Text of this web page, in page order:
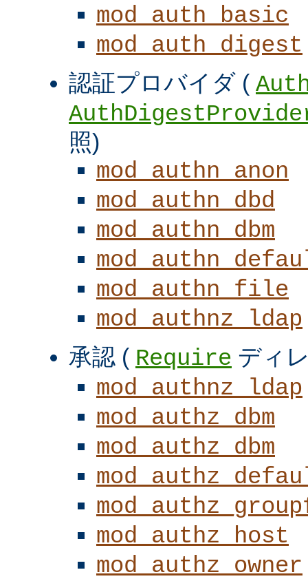
mod_auth_basic
mod_auth_digest
認証プロバイダ (
照)
mod_authn_anon
mod_authn_dbd
mod_authn_dbm
mod_authn_file
mod_authnz_ldap
承認 ( Require ディ
mod_authnz_ldap
mod_authz_dbm
mod_authz_dbm
mod_authz_host
mod_authz_owner